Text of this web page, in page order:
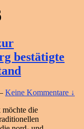
bestätigte
Keine Kommentare ↓
die